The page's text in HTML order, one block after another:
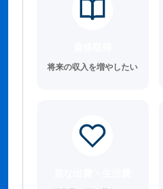
将来の収入を増やしたい